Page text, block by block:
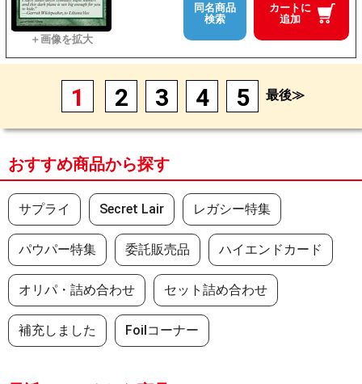
カートに
追加
同名商品
検索
1 2 3 4 5 最後≫
おすすめ商品から探す
サプライ Secret Lair レガシー特集
パウパー特集 委託販売品 ハイエンドカード
オリパ・詰め合わせ セット詰め合わせ
補充しました Foilコーナー